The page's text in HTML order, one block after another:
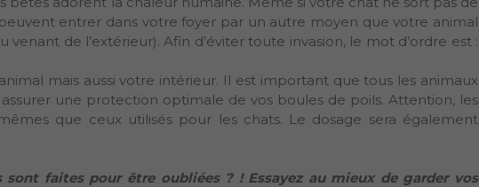
peuvent entrer dans votre foyer par un autre moyen que votre animal
de l’extérieur). Afin d’éviter toute invasion, le mot d’ordre est :
mais aussi votre intérieur. Il est important que tous les animaux
une protection optimale de vos boules de poils. Attention, les
que ceux utilisés pour les chats. Le dosage sera également
faites pour être oubliées ? ! Essayez au mieux de garder vos